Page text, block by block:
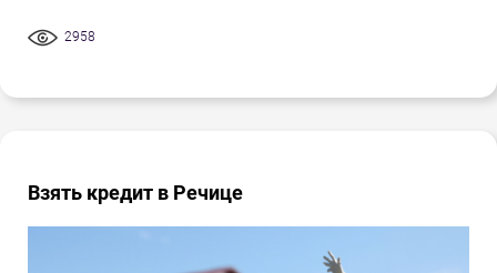
2958
Взять кредит в Речице